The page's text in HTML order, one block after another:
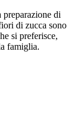
di
di zucca sono
si preferisce,
famiglia.